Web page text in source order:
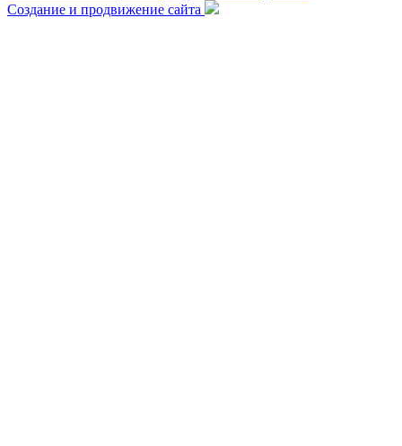
Создание и продвижение сайта